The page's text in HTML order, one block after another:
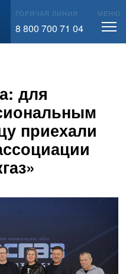
ГОРЯЧАЯ ЛИНИЯ
8 800 700 71 04
МЕНЮ
для
приехали